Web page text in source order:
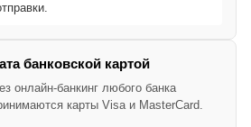
банковской картой
онлайн-банкинг любого банка
карты Visa и MasterCard.